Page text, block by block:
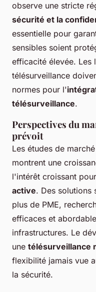
observe une stricte
sécurité et la
essentielle pour
sensibles soient
efficacité élevée. Les
télésurveillance
normes pour l'
télésurveillance.
Perspectives du
prévoit
Les études de
montrent une
l'intérêt croissant
active. Des solutions
plus de PME,
efficaces et
infrastructures. Le
une télésurveillance
flexibilité jamais vue
la sécurité.